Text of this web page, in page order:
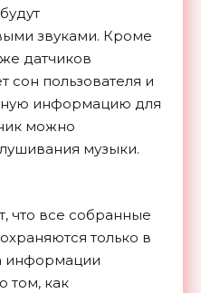
звуками. Кроме
датчиков
сон пользователя и
информацию для
можно
музыки.
что все собранные
только в
информации
том, как